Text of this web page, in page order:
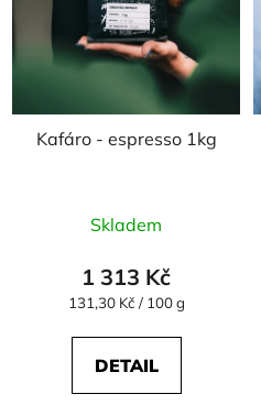
Kafáro - espresso 1kg
Skladem
1 313 Kč
Měrná
131,30 Kč / 100 g
DETAIL